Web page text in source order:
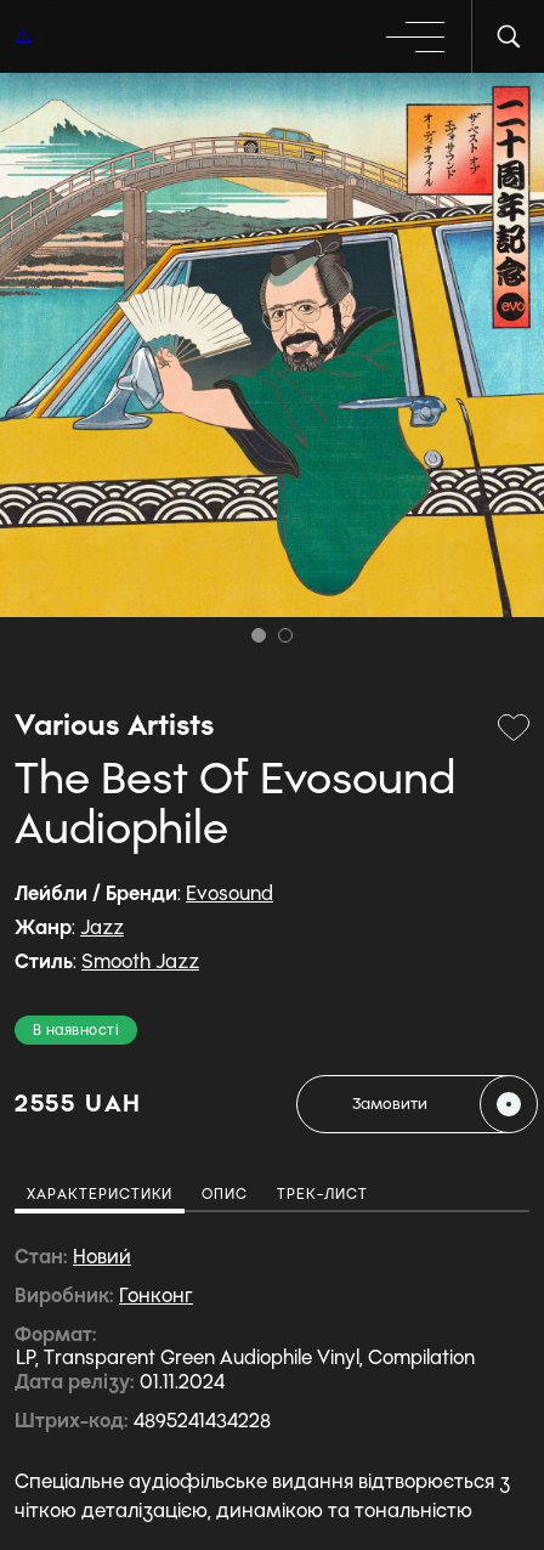
Various Artists
The Best Of Evosound
Audiophile
Лейбли / Бренди: Evosound
Жанр: Jazz
Стиль: Smooth Jazz
В наявності
2555 UAH Замовити
ХАРАКТЕРИСТИКИ ОПИС ТРЕК-ЛИСТ
Стан Новий
Виробник Гонконг
Формат
LP, Transparent Green Audiophile Vinyl, Compilation
Дата релізу 01.11.2024
Штрих-код 4895241434228
Спеціальне аудіофільське видання відтворюється з
чіткою деталізацією, динамікою та тональністю